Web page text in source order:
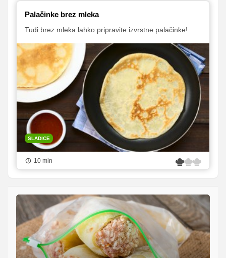
Palačinke brez mleka
Tudi brez mleka lahko pripravite izvrstne palačinke!
SLADICE
10 min